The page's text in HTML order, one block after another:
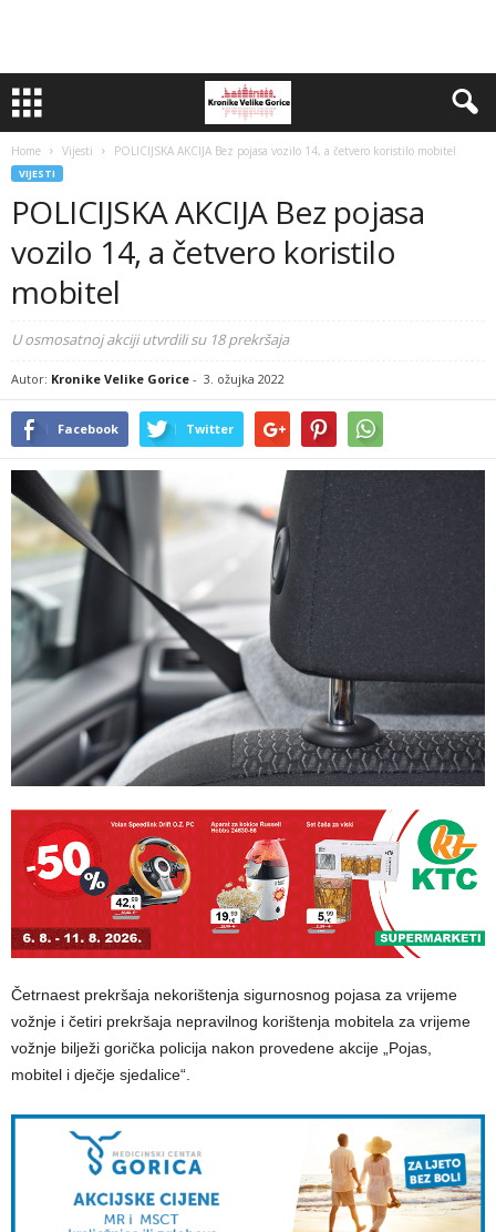
Home Vijesti POLICIJSKA AKCIJA Bez pojasa vozilo 14, a četvero koristilo mobitel
VIJESTI
POLICIJSKA AKCIJA Bez pojasa
vozilo 14, a četvero koristilo
mobitel
U osmosatnoj akciji utvrdili su 18 prekršaja
Autor: Kronike Velike Gorice - 3. ožujka 2022
Facebook Twitter
Četrnaest prekršaja nekorištenja sigurnosnog pojasa za vrijeme
vožnje i četiri prekršaja nepravilnog korištenja mobitela za vrijeme
vožnje bilježi gorička policija nakon provedene akcije „Pojas,
mobitel i dječje sjedalice“.